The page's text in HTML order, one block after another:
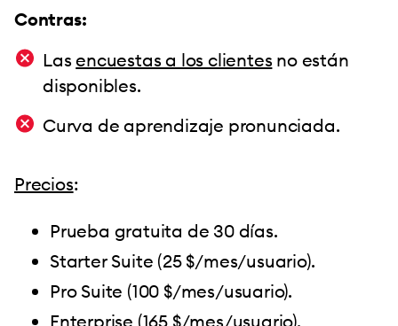
Contras:
Lasencuestas a los clientes no están
disponibles.
Curva de aprendizaje pronunciada.
Precios:
Prueba gratuita de 30 días.
Starter Suite (25 $/mes/usuario).
Pro Suite (100 $/mes/usuario).
Enterprise (165 $/mes/usuario).